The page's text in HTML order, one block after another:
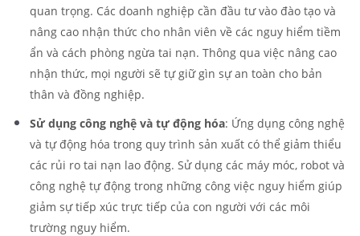
quan trọng. Các doanh nghiệp cần đầu tư vào đào tạo và
nâng cao nhận thức cho nhân viên về các nguy hiểm tiềm
ẩn và cách phòng ngừa tai nạn. Thông qua việc nâng cao
nhận thức, mọi người sẽ tự giữ gìn sự an toàn cho bản
thân và đồng nghiệp.
Sử dụng công nghệ và tự động hóa: Ứng dụng công nghệ
và tự động hóa trong quy trình sản xuất có thể giảm thiểu
các rủi ro tai nạn lao động. Sử dụng các máy móc, robot và
công nghệ tự động trong những công việc nguy hiểm giúp
giảm sự tiếp xúc trực tiếp của con người với các môi
trường nguy hiểm.